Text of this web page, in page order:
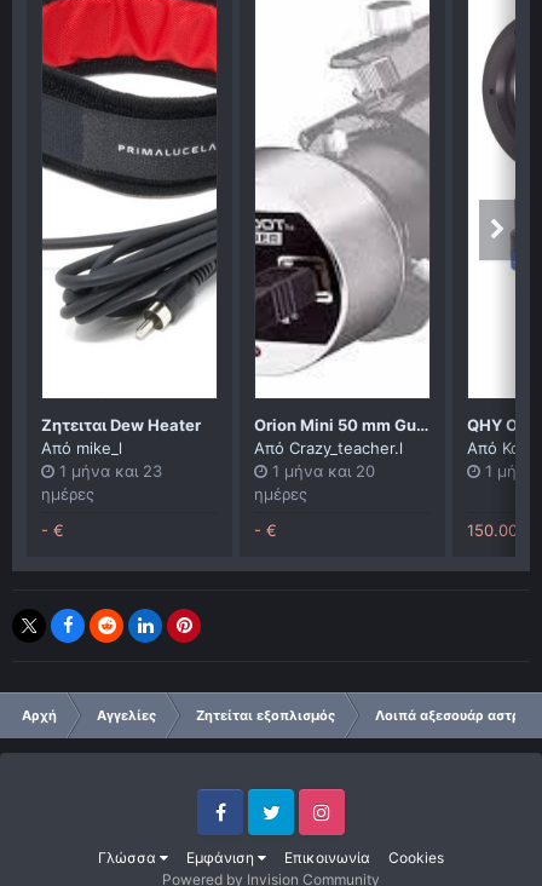
Ζητειται Dew Heater
Από mike_l
1 μήνα και 23
ημέρες
- €
Orion Mini 50 mm Guide Scope &Orion star shooter camera
Από Crazy_teacher.l
1 μήνα και 20
ημέρες
- €
QHY
Από
1 μήνα
150.00
Αρχή Αγγελίες Ζητείται εξοπλισμός Λοιπά αξεσουάρ
Γλώσσα Εμφάνιση Επικοινωνία Cookies
FacebookTwitter Instagram
Powered by Invision Community